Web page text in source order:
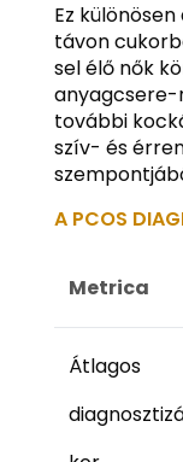
Ez
távon
sel élő nők
anyagcsere-
további
szív- és
A PCOS
Metrica
Átlagos